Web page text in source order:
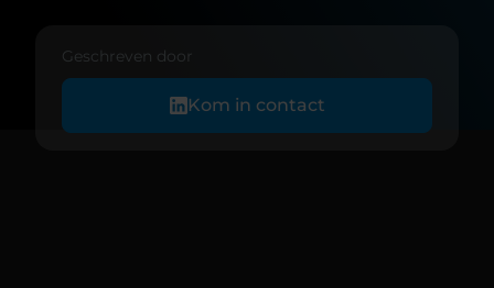
Geschreven door
Kom in contact